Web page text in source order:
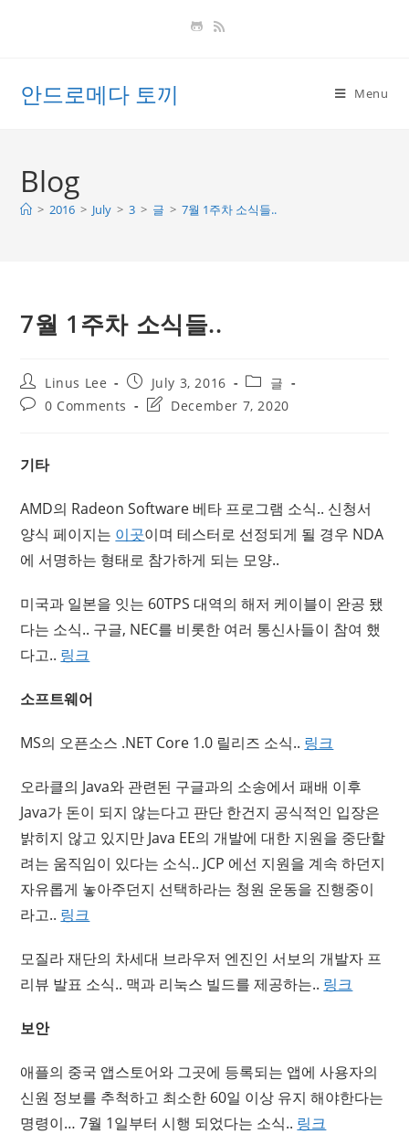
안드로메다 토끼 Menu
Blog
> 2016 > July > 3 > 글 > 7월 1주차 소식들..
7월 1주차 소식들..
Post
author:
Linus Lee
Post
published:
July 3, 2016
Post
category:
글
Post0 Comments
PostDecember 7, 2020
기타
AMD의 Radeon Software 베타 프로그램 소식.. 신청서
양식 페이지는 이곳이며 테스터로 선정되게 될 경우 NDA
에 서명하는 형태로 참가하게 되는 모양..
미국과 일본을 잇는 60TPS 대역의 해저 케이블이 완공 됐
다는 소식.. 구글, NEC를 비롯한 여러 통신사들이 참여 했
다고.. 링크
소프트웨어
MS의 오픈소스 .NET Core 1.0 릴리즈 소식.. 링크
오라클의 Java와 관련된 구글과의 소송에서 패배 이후
Java가 돈이 되지 않는다고 판단 한건지 공식적인 입장은
밝히지 않고 있지만 Java EE의 개발에 대한 지원을 중단할
려는 움직임이 있다는 소식.. JCP 에선 지원을 계속 하던지
자유롭게 놓아주던지 선택하라는 청원 운동을 진행중이
라고.. 링크
모질라 재단의 차세대 브라우저 엔진인 서보의 개발자 프
리뷰 발표 소식.. 맥과 리눅스 빌드를 제공하는.. 링크
보안
애플의 중국 앱스토어와 그곳에 등록되는 앱에 사용자의
신원 정보를 추척하고 최소한 60일 이상 유지 해야한다는
명령이… 7월 1일부터 시행 되었다는 소식.. 링크